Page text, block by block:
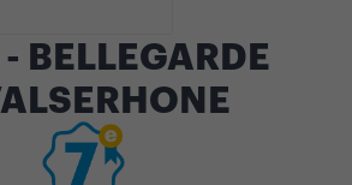
BELLEGARDE